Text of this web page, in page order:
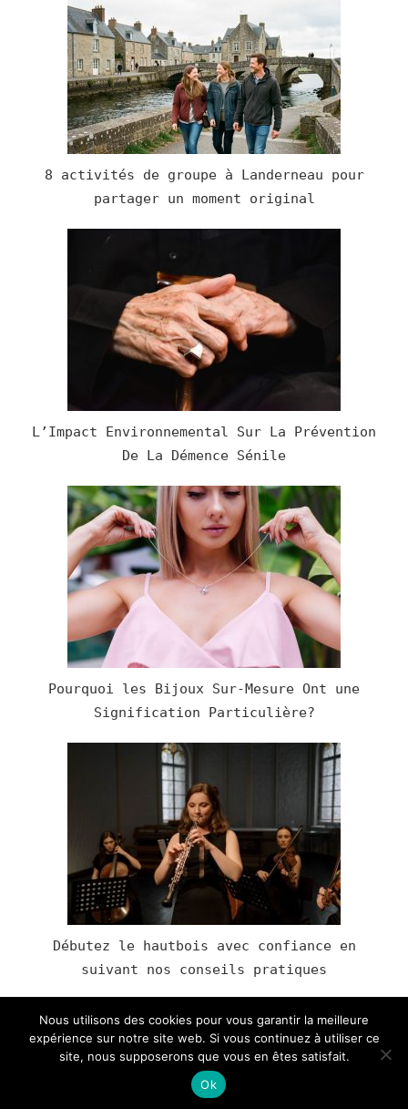
8 activités de groupe à Landerneau pour
partager un moment original
L’Impact Environnemental Sur La Prévention
De La Démence Sénile
Pourquoi les Bijoux Sur-Mesure Ont une
Signification Particulière?
Débutez le hautbois avec confiance en
suivant nos conseils pratiques
Tous droits reservés.
Nous utilisons des cookies pour vous garantir la meilleure
expérience sur notre site web. Si vous continuez à utiliser ce
site, nous supposerons que vous en êtes satisfait.
Ok